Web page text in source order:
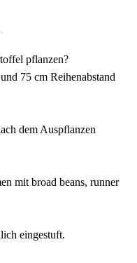
pflanzen?
75 cm Reihenabstand
dem Auspflanzen
mit broad beans, runner
eingestuft.